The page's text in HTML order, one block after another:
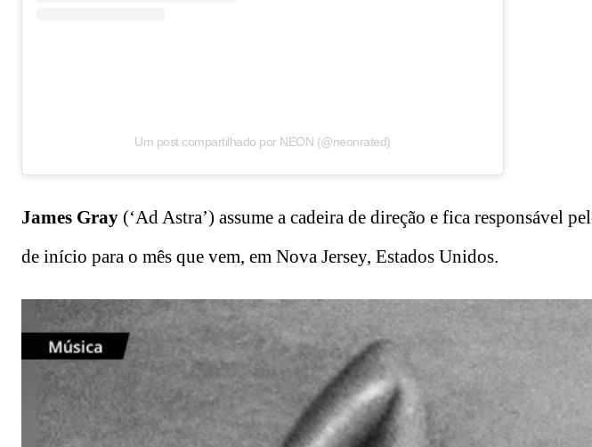
Um post compartilhado por NEON (@neonrated)
James Gray (‘Ad Astra’) assume a cadeira de direção e fica responsável
de início para o mês que vem, em Nova Jersey, Estados Unidos.